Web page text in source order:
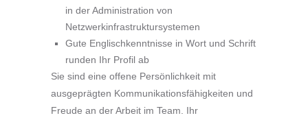
in der Administration von
Netzwerkinfrastruktursystemen
Gute Englischkenntnisse in Wort und Schrift
runden Ihr Profil ab
Sie sind eine offene Persönlichkeit mit
ausgeprägten Kommunikationsfähigkeiten und
Freude an der Arbeit im Team. Ihr